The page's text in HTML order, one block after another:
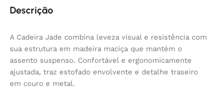
Descrição
A Cadeira Jade combina leveza visual e resistência com
sua estrutura em madeira maciça que mantém o
assento suspenso. Confortável e ergonomicamente
ajustada, traz estofado envolvente e detalhe traseiro
em couro e metal.